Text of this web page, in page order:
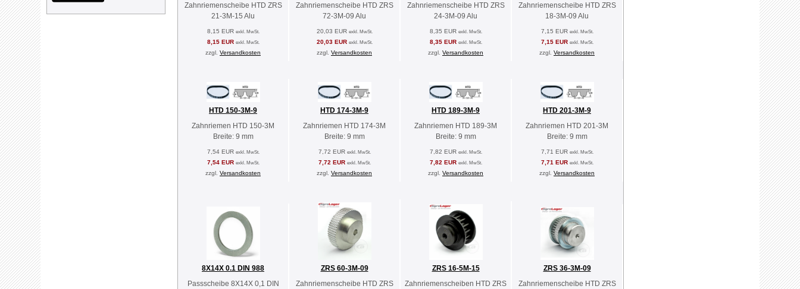
Zahnriemenscheibe HTD ZRS
21-3M-15 Alu
8,15 EUR exkl. MwSt.
8,15 EUR exkl. MwSt.
zzgl. Versandkosten
Zahnriemenscheibe HTD ZRS
72-3M-09 Alu
20,03 EUR exkl. MwSt.
20,03 EUR exkl. MwSt.
zzgl. Versandkosten
Zahnriemenscheibe HTD ZRS
24-3M-09 Alu
8,35 EUR exkl. MwSt.
8,35 EUR exkl. MwSt.
zzgl. Versandkosten
Zahnriemenscheibe HTD ZRS
18-3M-09 Alu
7,15 EUR exkl. MwSt.
7,15 EUR exkl. MwSt.
zzgl. Versandkosten
HTD 150-3M-9
Zahnriemen HTD 150-3M
Breite: 9 mm
7,54 EUR exkl. MwSt.
7,54 EUR exkl. MwSt.
zzgl. Versandkosten
HTD 174-3M-9
Zahnriemen HTD 174-3M
Breite: 9 mm
7,72 EUR exkl. MwSt.
7,72 EUR exkl. MwSt.
zzgl. Versandkosten
HTD 189-3M-9
Zahnriemen HTD 189-3M
Breite: 9 mm
7,82 EUR exkl. MwSt.
7,82 EUR exkl. MwSt.
zzgl. Versandkosten
HTD 201-3M-9
Zahnriemen HTD 201-3M
Breite: 9 mm
7,71 EUR exkl. MwSt.
7,71 EUR exkl. MwSt.
zzgl. Versandkosten
8X14X 0.1 DIN 988
Passscheibe 8X14X 0,1 DIN
ZRS 60-3M-09
Zahnriemenscheibe HTD ZRS
ZRS 16-5M-15
Zahnriemenscheiben HTD ZRS
ZRS 36-3M-09
Zahnriemenscheibe HTD ZRS